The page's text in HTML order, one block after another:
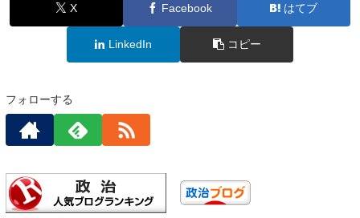
X Facebook はてブ
LinkedIn コピー
フォローする